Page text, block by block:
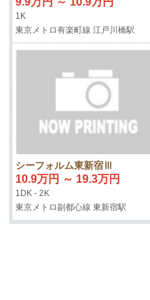
1K
東京メトロ有楽町線 江戸川橋駅
シーフォルム東新宿Ⅲ
10.9万円 ～ 19.3万円
1DK - 2K
東京メトロ副都心線 東新宿駅